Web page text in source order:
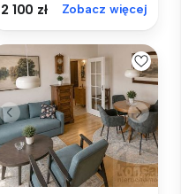
2 100 zł Zobacz więcej